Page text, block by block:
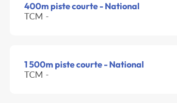
400m piste courte - National
TCM -
1 500m piste courte - National
TCM -